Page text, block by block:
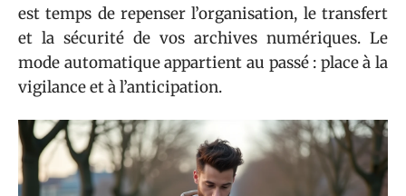
est temps de repenser l’organisation, le transfert
et la sécurité de vos archives numériques. Le
mode automatique appartient au passé : place à la
vigilance et à l’anticipation.